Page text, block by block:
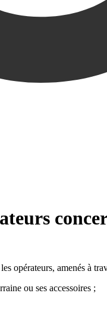
opérateurs, amenés à
ou ses accessoires ;